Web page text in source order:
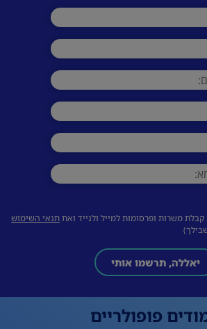
משרות ופרסומות למייל ולנייד ואתתנאי השימוש
יאללה, תרשמו אותי
פופולריים